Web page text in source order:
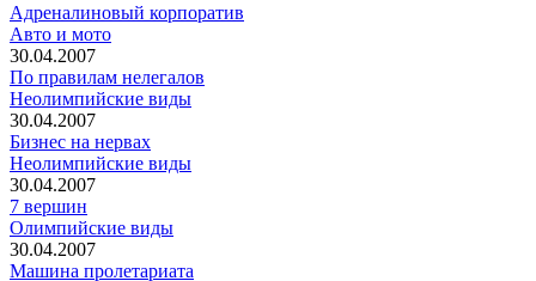
Адреналиновый корпоратив
Авто и мото
30.04.2007
По правилам нелегалов
Неолимпийские виды
30.04.2007
Бизнес на нервах
Неолимпийские виды
30.04.2007
7 вершин
Олимпийские виды
30.04.2007
Машина пролетариата